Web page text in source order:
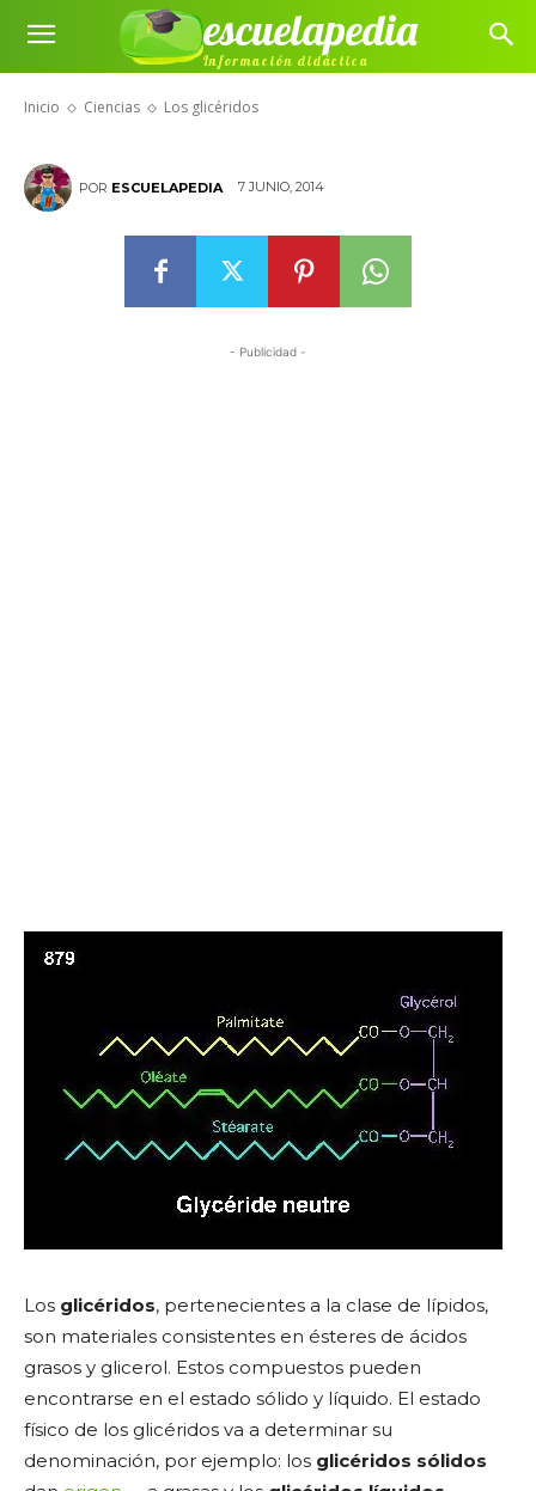
escuelapedia
Información didáctica
Inicio Ciencias Los glicéridos
Los glicéridos
POR ESCUELAPEDIA 7 JUNIO, 2014
- Publicidad -
Los glicéridos, pertenecientes a la clase de lípidos,
son materiales consistentes en ésteres de ácidos
grasos y glicerol. Estos compuestos pueden
encontrarse en el estado sólido y líquido. El estado
físico de los glicéridos va a determinar su
denominación, por ejemplo: los glicéridos sólidos